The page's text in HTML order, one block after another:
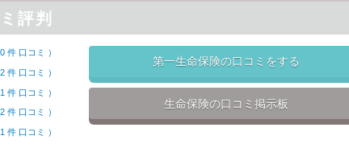
評判
0 件 口コミ ）
2 件 口コミ ）
1 件 口コミ ）
2 件 口コミ ）
1 件 口コミ ）
第一生命保険の口コミをする
生命保険の口コミ掲示板